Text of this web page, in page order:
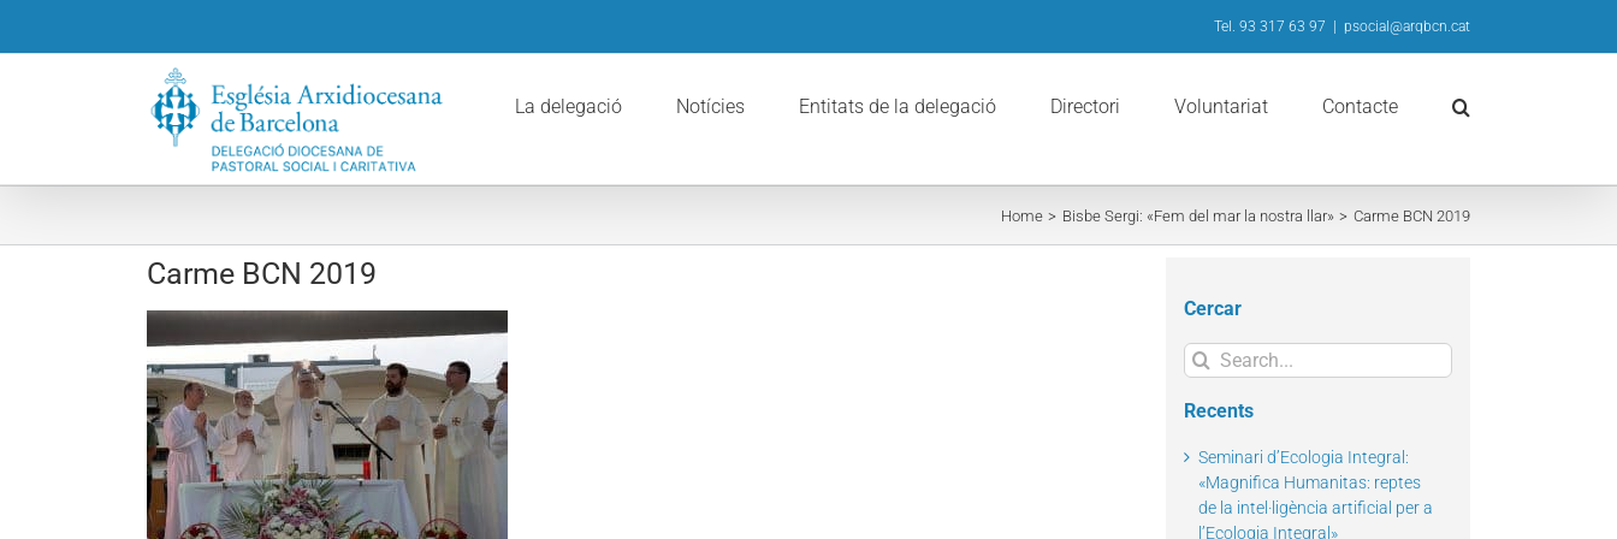
Tel. 93 317 63 97 psocial@arqbcn.cat
La delegació Notícies Entitats de la delegació Directori Voluntariat Contacte
Home Bisbe Sergi: «Fem del mar la nostra llar» Carme BCN 2019
Carme BCN 2019
Cercar
Search
for:
Recents
Seminari d’Ecologia Integral:
«Magnifica Humanitas: reptes
de la intel·ligència artificial per a
l’Ecologia Integral»